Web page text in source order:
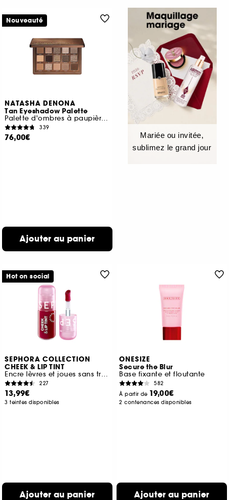
NATASHA DENONA
Tan Eyeshadow Palette
Palette d'ombres à paupières midi
339
76,00€
Ajouter au panier
Nouveauté
Mariée ou invitée,
sublimez le grand jour
SEPHORA COLLECTION
CHEEK & LIP TINT
Encre lèvres et joues sans transfert
227
13,99€
3 teintes disponibles
Ajouter au panier
Hot on social
ONESIZE
Secure the Blur
Base fixante et floutante
582
À partir de 19,00€
2 contenances disponibles
Ajouter au panier